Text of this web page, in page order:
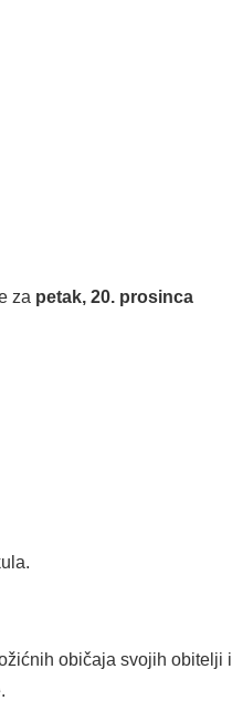
za petak, 20. prosinca
običaja svojih obitelji i